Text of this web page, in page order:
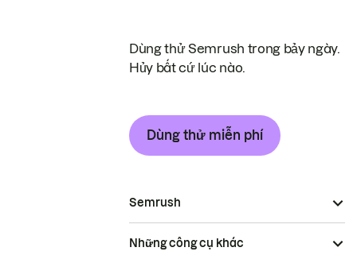
Dùng thử Semrush trong bảy ngày.
Hủy bất cứ lúc nào.
Dùng thử miễn phí
Semrush
Những công cụ khác